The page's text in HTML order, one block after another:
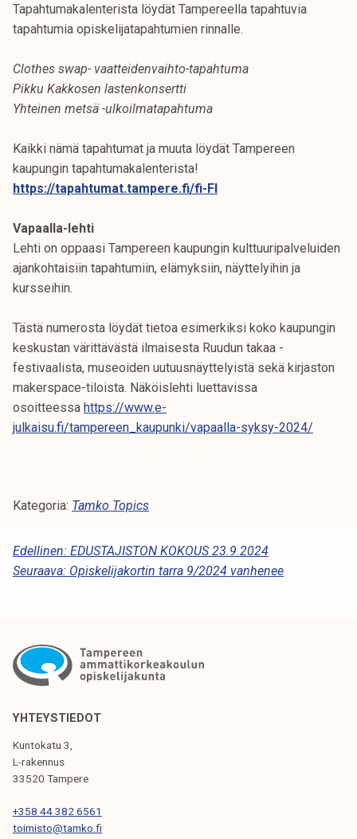
Tapahtumakalenterista löydät Tampereella tapahtuvia
tapahtumia opiskelijatapahtumien rinnalle.
Clothes swap- vaatteidenvaihto-tapahtuma
Pikku Kakkosen lastenkonsertti
Yhteinen metsä -ulkoilmatapahtuma
Kaikki nämä tapahtumat ja muuta löydät Tampereen
kaupungin tapahtumakalenterista!
https://tapahtumat.tampere.fi/fi-FI
Vapaalla-lehti
Lehti on oppaasi Tampereen kaupungin kulttuuripalveluiden
ajankohtaisiin tapahtumiin, elämyksiin, näyttelyihin ja
kursseihin.
Tästä numerosta löydät tietoa esimerkiksi koko kaupungin
keskustan värittävästä ilmaisesta Ruudun takaa -
festivaalista, museoiden uutuusnäyttelyistä sekä kirjaston
makerspace-tiloista. Näköislehti luettavissa
osoitteessa https://www.e-
julkaisu.fi/tampereen_kaupunki/vapaalla-syksy-2024/
Kategoria: Tamko Topics
A
R
K
K
E
L
I
E
N
Edellinen: EDUSTAJISTON KOKOUS 23.9.2024
Seuraava: Opiskelijakortin tarra 9/2024 vanhenee
YHTEYSTIEDOT
Kuntokatu 3,
L-rakennus
33520 Tampere
+358 44 382 6561
toimisto@tamko.fi